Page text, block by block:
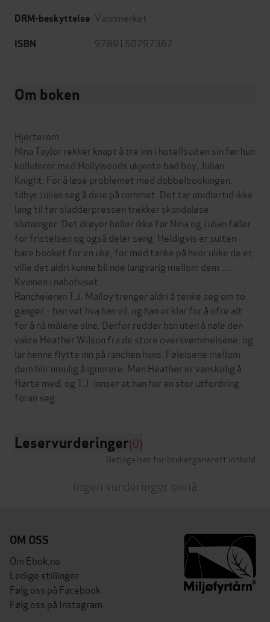
DRM-beskyttelse Vannmerket
ISBN 9789150797367
Om boken
Hjerterom
Nina Taylor rekker knapt å tre inn i hotellsuiten sin før hun
kolliderer med Hollywoods ukjente bad boy, Julian
Knight. For å løse problemet med dobbelbookingen,
tilbyr Julian seg å dele på rommet. Det tar imidlertid ikke
lang til før sladderpressen trekker skandaløse
slutninger. Det drøyer heller ikke før Nina og Julian faller
for fristelsen og også deler seng. Heldigvis er suiten
bare booket for en uke, for med tanke på hvor ulike de er,
ville det aldri kunne bli noe langvarig mellom dem . . .
Kvinnen i nabohuset
Rancheieren T.J. Malloy trenger aldri å tenke seg om to
ganger – han vet hva han vil, og han er klar for å ofre alt
for å nå målene sine. Derfor redder han uten å nøle den
vakre Heather Wilson fra de store oversvømmelsene, og
lar henne flytte inn på ranchen hans. Følelsene mellom
dem blir umulig å ignorere. Men Heather er vanskelig å
flørte med, og T.J. innser at han har en stor utfordring
Leservurderinger(0)
Betingelser for brukergenerert innhold
Ingen vurderinger ennå
OM OSS
Om Ebok.no
Ledige stillinger
Følg oss på Facebook
Følg oss på Instagram